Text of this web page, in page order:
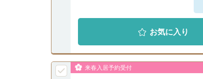
お気に入り
来春入居予約受付